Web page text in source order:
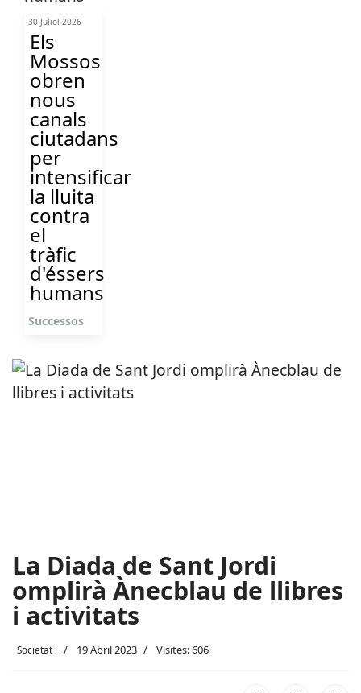
30 Juliol 2026
Els
Mossos
obren
nous
canals
ciutadans
per
intensificar
la lluita
contra
el
tràfic
d'éssers
humans
Successos
La Diada de Sant Jordi
omplirà Ànecblau de llibres
i activitats
Societat 19 Abril 2023 Visites: 606